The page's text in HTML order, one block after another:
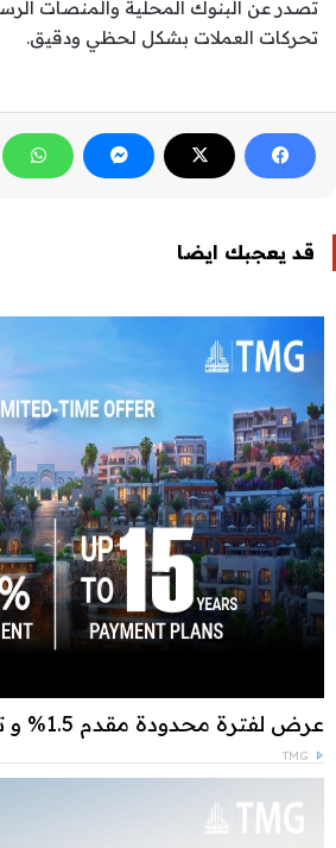
تصدر عن البنوك المحلية والمنصات
تحركات العملات بشكل لحظي ودقيق.
قد يعجبك ايضا
عرض لفترة محدودة مقدم 1.5% و تقسيط علي 15 سنة
TMG